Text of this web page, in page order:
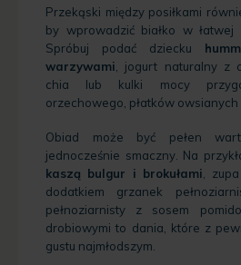
Przekąski między posiłkami
by wprowadzić białko w łatwej
Spróbuj podać dziecku
warzywami , jogurt naturalny z
chia lub kulki mocy
orzechowego, płatków owsianych
Obiad może być pełen
jednocześnie smaczny. Na
kaszą bulgur i brokułami,
dodatkiem grzanek
pełnoziarnisty z sosem
drobiowymi to dania, które z
gustu najmłodszym.